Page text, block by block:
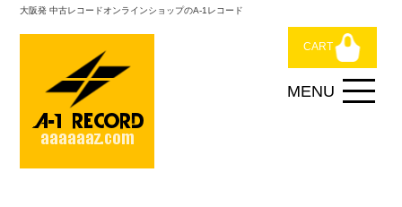
大阪発 中古レコードオンラインショップのA-1レコード
CART